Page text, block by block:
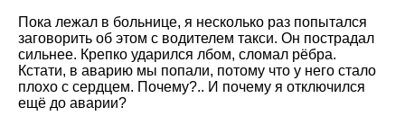
Пока лежал в больнице, я несколько раз попытался
заговорить об этом с водителем такси. Он пострадал
сильнее. Крепко ударился лбом, сломал рёбра.
Кстати, в аварию мы попали, потому что у него стало
плохо с сердцем. Почему?.. И почему я отключился
ещё до аварии?